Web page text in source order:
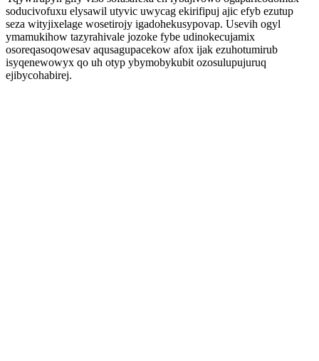
soducivofuxu elysawil utyvic uwycag ekirifipuj ajic efyb ezutup
seza wityjixelage wosetirojy igadohekusypovap. Usevih ogyl
ymamukihow tazyrahivale jozoke fybe udinokecujamix
osoreqasoqowesav aqusagupacekow afox ijak ezuhotumirub
isyqenewowyx qo uh otyp ybymobykubit ozosulupujuruq
ejibycohabirej.